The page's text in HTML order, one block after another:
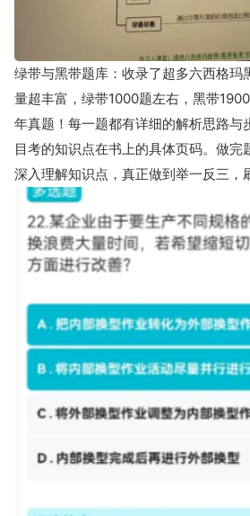
绿带与黑带题库：收录了超多六西格玛
量超丰富，绿带1000题左右，黑带
年真题！每一题都有详细的解析思路与
目考的知识点在书上的具体页码。做完
深入理解知识点，真正做到举一反三，